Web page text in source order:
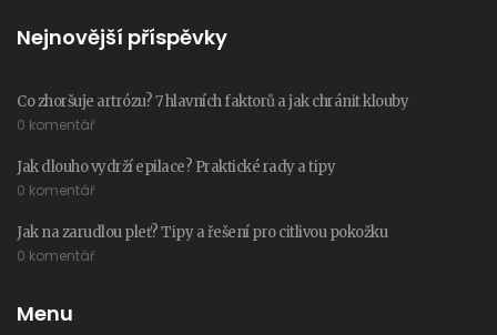
Nejnovější příspěvky
Co zhoršuje artrózu? 7 hlavních faktorů a jak chránit klouby
0 komentář
Jak dlouho vydrží epilace? Praktické rady a tipy
0 komentář
Jak na zarudlou pleť? Tipy a řešení pro citlivou pokožku
0 komentář
Menu